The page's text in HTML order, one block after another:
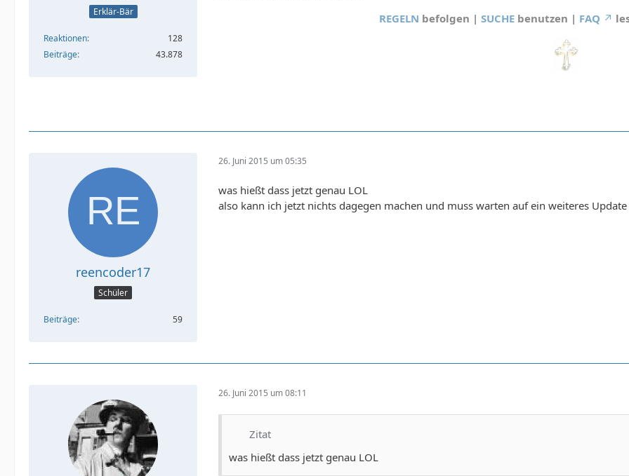
Erklär-Bär
Reaktionen
128
Beiträge
43.878
REGELN befolgen | SUCHE benutzen | FAQ
reencoder17
Schüler
Beiträge 59
26. Juni 2015 um 05:35
was hießt dass jetzt genau LOL
also kann ich jetzt nichts dagegen machen und muss warten auf ein weiteres Update
26. Juni 2015 um 08:11
Zitat
was hießt dass jetzt genau LOL